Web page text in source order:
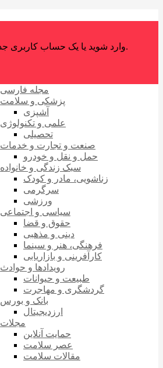
وارد شوید یا یک حساب کاربری جدید ایجاد کنید.
مجله فارسی
پزشکی و سلامت
آشپزی
علمی و تکنولوژی
تحصیلی
صنعت و تجارت و خدمات
حمل و نقل و خودرو
سبک زندگی و خانواده
زناشویی، مادر و کودک
سرگرمی
ورزشی
سیاسی و اجتماعی
حقوق و قضا
دینی و مذهبی
فرهنگی، هنر و سینما
کارآفرینی و بازاریابی
رویدادها و حوادث
طبیعت و حیوانات
گردشگری و مهاجرت
بانک و بورس
ارزدیجیتال
مجلات
حمایت آنلاین
عصر سلامت
مقالات سلامت